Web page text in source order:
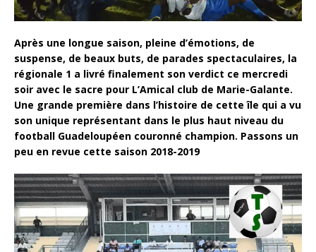
Après une longue saison, pleine d’émotions, de
suspense, de beaux buts, de parades spectaculaires, la
régionale 1 a livré finalement son verdict ce mercredi
soir avec le sacre pour L’Amical club de Marie-Galante.
Une grande première dans l’histoire de cette île qui a vu
son unique représentant dans le plus haut niveau du
football Guadeloupéen couronné champion. Passons un
peu en revue cette saison 2018-2019